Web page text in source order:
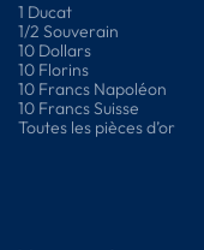
1 Ducat
1/2 Souverain
10 Dollars
10 Florins
10 Francs Napoléon
10 Francs Suisse
Toutes les pièces d’or